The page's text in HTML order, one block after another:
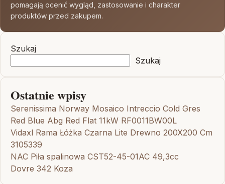
pomagają ocenić wygląd, zastosowanie i charakter
produktów przed zakupem.
Szukaj
Szukaj
Ostatnie wpisy
Serenissima Norway Mosaico Intreccio Cold Gres
Red Blue Abg Red Flat 11kW RF0011BW00L
Vidaxl Rama Łóżka Czarna Lite Drewno 200X200 Cm
3105339
NAC Piła spalinowa CST52-45-01AC 49,3cc
Dovre 342 Koza